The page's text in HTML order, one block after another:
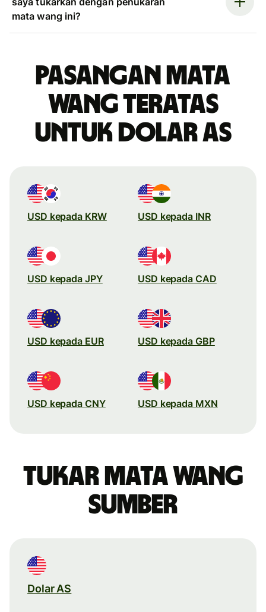
mata wang ini?
Pasangan mata
wang teratas
untuk dolar AS
USD kepada KRW USD kepada INR
USD kepada JPY USD kepada CAD
USD kepada EUR USD kepada GBP
USD kepada CNY USD kepada MXN
Tukar mata wang
sumber
Dolar AS